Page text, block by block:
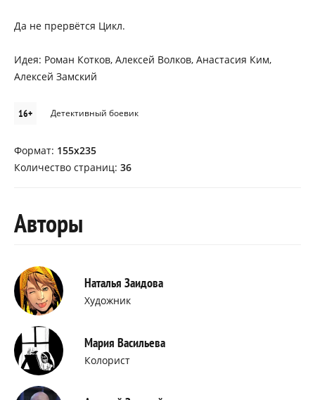
Да не прервётся Цикл.
Идея: Роман Котков, Алексей Волков, Анастасия Ким,
Алексей Замский
16+ Детективный боевик
Формат: 155х235
Количество страниц: 36
Авторы
Наталья Заидова
Художник
Мария Васильева
Колорист